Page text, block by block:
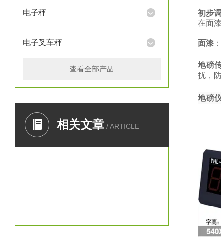
电子秤
电子叉车秤
查看全部产品
相关文章 / ARTICLE
初步
在面
面漆 ：
地磅
扰，
地磅